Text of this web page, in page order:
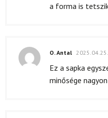
a forma is
O. Antal 2025.04.25.
Ez a sapka
minősége